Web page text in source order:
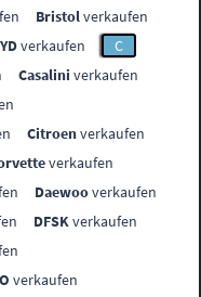
Bristolverkaufen
verkaufen
C
Casalini verkaufen
Citroenverkaufen
verkaufen
Daewooverkaufen
DFSKverkaufen
verkaufen